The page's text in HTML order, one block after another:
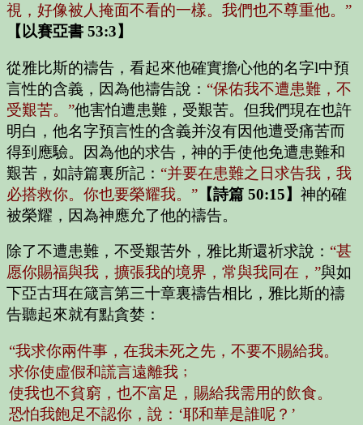
視，好像被人掩面不看的一樣。我們也不尊重他。”
【以賽亞書 53:3】
從雅比斯的禱告，看起來他確實擔心他的名字l中預
言性的含義，因為他禱告說： “保佑我不遭患難，不
受艱苦。”他害怕遭患難，受艱苦。但我們現在也許
明白，他名字預言性的含義并沒有因他遭受痛苦而
得到應驗。因為他的求告，神的手使他免遭患難和
艱苦，如詩篇裏所記： “并要在患難之日求告我，我
必搭救你。你也要榮耀我。” 【詩篇 50:15】 神的確
被榮耀，因為神應允了他的禱告。
除了不遭患難，不受艱苦外，雅比斯還祈求說： “甚
愿你賜福與我，擴張我的境界，常與我同在，”與如
下亞古珥在箴言第三十章裏禱告相比，雅比斯的禱
告聽起來就有點貪婪：
“我求你兩件事，在我未死之先，不要不賜給我。
求你使虛假和謊言遠離我﹔
使我也不貧窮，也不富足，賜給我需用的飲食。
恐怕我飽足不認你，說：‘耶和華是誰呢？’